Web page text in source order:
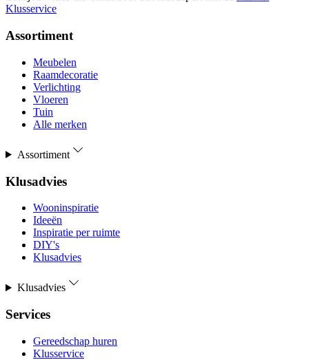
Klusservice
Assortiment
Meubelen
Raamdecoratie
Verlichting
Vloeren
Tuin
Alle merken
Assortiment
Klusadvies
Wooninspiratie
Ideeën
Inspiratie per ruimte
DIY's
Klusadvies
Klusadvies
Services
Gereedschap huren
Klusservice